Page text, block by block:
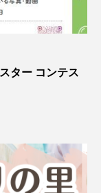
ター コンテス